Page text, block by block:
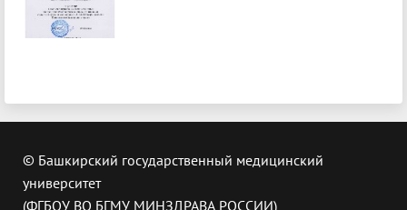
© Башкирский государственный медицинский
университет
(ФГБОУ ВО БГМУ МИНЗДРАВА РОССИИ)